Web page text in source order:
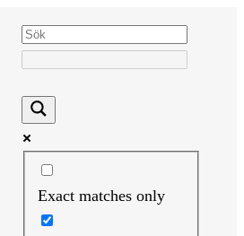
Exact matches only